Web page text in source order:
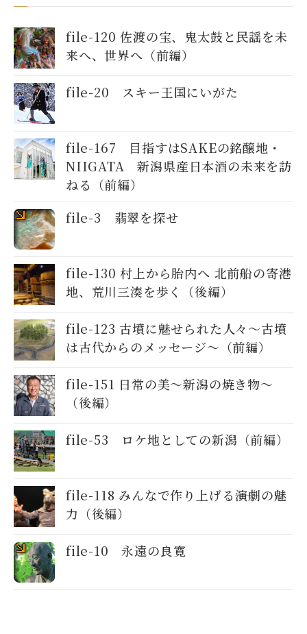
file-120 佐渡の宝、鬼太鼓と民謡を未
来へ、世界へ（前編）
file-20 スキー王国にいがた
file-167 目指すはSAKEの銘醸地・
NIIGATA 新潟県産日本酒の未来を訪
ねる（前編）
file-3 翡翠を探せ
file-130 村上から胎内へ 北前船の寄港
地、荒川三湊を歩く（後編）
file-123 古墳に魅せられた人々～古墳
は古代からのメッセージ～（前編）
file-151 日常の美～新潟の焼き物〜
（後編）
file-53 ロケ地としての新潟（前編）
file-118 みんなで作り上げる――演劇の魅
力（後編）
file-10 永遠の良寛